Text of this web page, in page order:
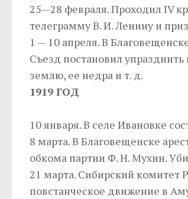
25—28 февраля. Проходил IV
телеграмму В. И. Ленину и
1 — 10 апреля. В
Съезд постановил
землю, ее недра и т. д.
1919 ГОД
10 января. В селе Ивановке
8 марта. В Благовещенске
обкома партии Ф. Н. Мухин.
21 марта. Сибирский комитет
повстанческое движение в